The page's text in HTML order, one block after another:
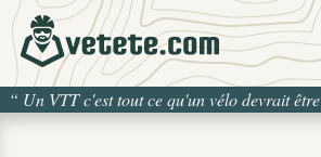
“ Un VTT c'est tout ce qu'un vélo devrait être